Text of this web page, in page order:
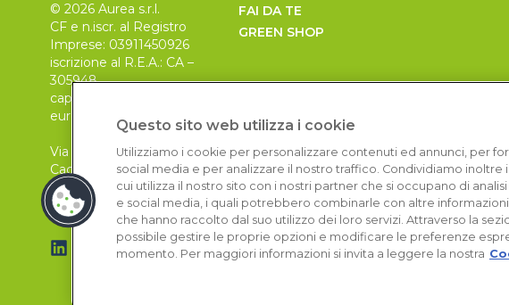
© 2026 Aurea s.r.l.
CF e n.iscr. al Registro
Imprese: 03911450926
iscrizione al R.E.A.: CA –
305948
capitale sociale 30.000
euro, i.v.
Via Pietro Leo n. 6
Cagliari
09129
FAI DA TE
GREEN SHOP
Questo sito web utilizza i cookie
Utilizziamo i cookie per personalizzare contenuti ed annunci, per
social media e per analizzare il nostro traffico. Condividiamo inoltre
cui utilizza il nostro sito con i nostri partner che si occupano di
e social media, i quali potrebbero combinarle con altre
che hanno raccolto dal suo utilizzo dei loro servizi. Attraverso la
possibile gestire le proprie opzioni e modificare le preferenze
momento. Per maggiori informazioni si invita a leggere la nostra